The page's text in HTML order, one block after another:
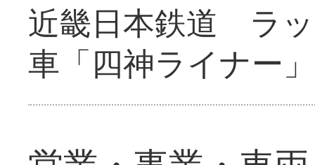
近畿日本鉄道 ラ
車「四神ライナー